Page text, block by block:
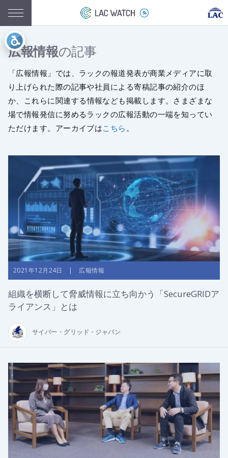
広報情報の記事
「広報情報」では、ラックの報道発表が商業メディアに取
り上げられた際の記事や社員による寄稿記事の紹介のほ
か、
これらに関連する情報なども掲載します。さまざまな
場で情報発信に努めるラックの広報活動の一端を知ってい
ただけます。アーカイブはこちら 。
2021年12月24日 | 広報情報
組織を横断して脅威情報に立ち向かう「SecureGRIDア
ライアンス」とは
サイバー・グリッド・ジャパン